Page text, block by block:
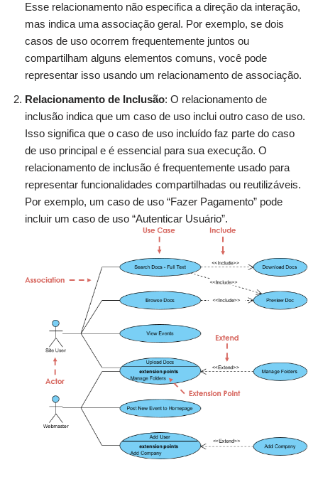
Esse relacionamento não especifica a direção da interação,
mas indica uma associação geral. Por exemplo, se dois
casos de uso ocorrem frequentemente juntos ou
compartilham alguns elementos comuns, você pode
representar isso usando um relacionamento de associação.
Relacionamento de Inclusão: O relacionamento de
inclusão indica que um caso de uso inclui outro caso de uso.
Isso significa que o caso de uso incluído faz parte do caso
de uso principal e é essencial para sua execução. O
relacionamento de inclusão é frequentemente usado para
representar funcionalidades compartilhadas ou reutilizáveis.
Por exemplo, um caso de uso “Fazer Pagamento” pode
incluir um caso de uso “Autenticar Usuário”.